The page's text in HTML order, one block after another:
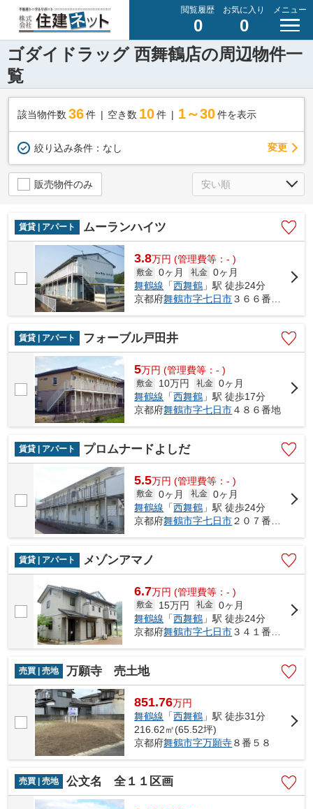
閲覧履歴
0
お気に入り
0
メニュー
ゴダイドラッグ 西舞鶴店の周辺物件一
覧
該当物件数 36件 空き数 10 件 1～30 件を表示
絞り込み条件： なし 変更
販売物件のみ
賃貸 | アパート ムーランハイツ
3.8万円 (管理費等：- )
敷金 0ヶ月 礼金 0ヶ月
舞鶴線 「西舞鶴 」駅 徒歩24分
京都府舞鶴市字七日市３６６番地１
賃貸 | アパート フォーブル戸田井
5万円 (管理費等：- )
敷金 10万円 礼金 0ヶ月
舞鶴線 「西舞鶴 」駅 徒歩17分
京都府舞鶴市字七日市４８６番地
賃貸 | アパート プロムナードよしだ
5.5万円 (管理費等：- )
敷金 0ヶ月 礼金 0ヶ月
舞鶴線 「西舞鶴 」駅 徒歩24分
京都府舞鶴市字七日市２０７番地３
賃貸 | アパート メゾンアマノ
6.7万円 (管理費等：- )
敷金 15万円 礼金 0ヶ月
舞鶴線 「西舞鶴 」駅 徒歩24分
京都府舞鶴市字七日市３４１番地１
売買 | 売地 万願寺 売土地
851.76万円
舞鶴線 「西舞鶴 」駅 徒歩31分
216.62㎡(65.52坪)
京都府舞鶴市字万願寺８番５８
売買 | 売地 公文名 全１１区画